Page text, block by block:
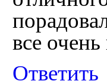
все
Ответить